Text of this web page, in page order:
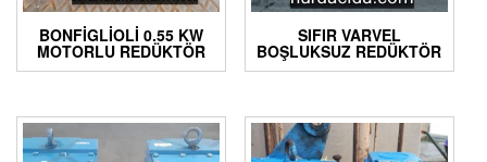
BONFIGLIOLI 0.55 KW
MOTORLU REDÜKTÖR
SIFIR VARVEL
BOŞLUKSUZ REDÜKTÖR